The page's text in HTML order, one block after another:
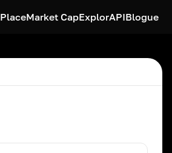
PlaceMarket CapExplorAPIBlogue